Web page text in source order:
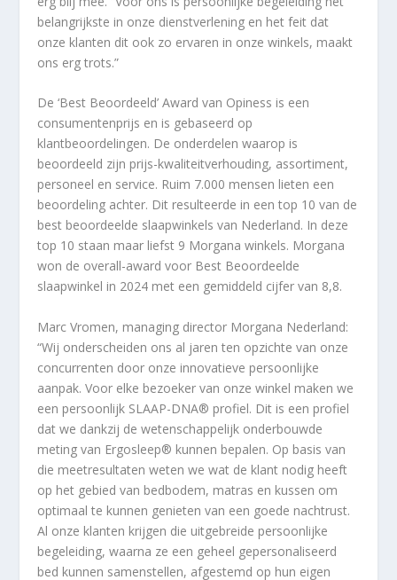
belangrijkste in onze dienstverlening en het feit dat
onze klanten dit ook zo ervaren in onze winkels, maakt
ons erg trots.”
De ‘Best Beoordeeld’ Award van Opiness is een
consumentenprijs en is gebaseerd op
klantbeoordelingen. De onderdelen waarop is
beoordeeld zijn prijs-kwaliteitverhouding, assortiment,
personeel en service. Ruim 7.000 mensen lieten een
beoordeling achter. Dit resulteerde in een top 10 van de
best beoordeelde slaapwinkels van Nederland. In deze
top 10 staan maar liefst 9 Morgana winkels. Morgana
won de overall-award voor Best Beoordeelde
slaapwinkel in 2024 met een gemiddeld cijfer van 8,8.
Marc Vromen, managing director Morgana Nederland:
“Wij onderscheiden ons al jaren ten opzichte van onze
concurrenten door onze innovatieve persoonlijke
aanpak. Voor elke bezoeker van onze winkel maken we
een persoonlijk SLAAP-DNA® profiel. Dit is een profiel
dat we dankzij de wetenschappelijk onderbouwde
meting van Ergosleep® kunnen bepalen. Op basis van
die meetresultaten weten we wat de klant nodig heeft
op het gebied van bedbodem, matras en kussen om
optimaal te kunnen genieten van een goede nachtrust.
Al onze klanten krijgen die uitgebreide persoonlijke
begeleiding, waarna ze een geheel gepersonaliseerd
bed kunnen samenstellen, afgestemd op hun eigen